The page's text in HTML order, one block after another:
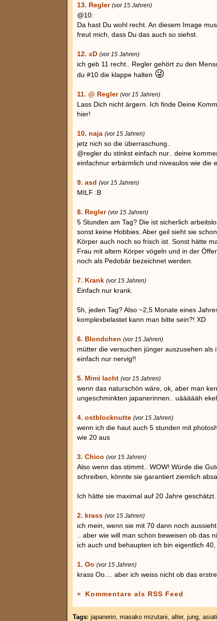
13. Regler (vor 15 Jahren)
@10:
Da hast Du wohl recht. An diesem Image
freut mich, dass Du das auch so siehst.
12. xD (vor 15 Jahren)
ich geb 11 recht.. Regler gehört zu den
du #10 die klappe halten 😜
11. @ Regler (vor 15 Jahren)
Lass Dich nicht ärgern. Ich finde Deine
hier!
10. naja (vor 15 Jahren)
jetz nich so die überraschung..
@regler du stinkst einfach nur.. deine
einfachnur erbärmlich und niveaulos wie die
9. asd (vor 15 Jahren)
MILF :B
8. Regler (vor 15 Jahren)
5 Stunden am Tag? Die ist sicherlich
sonst keine Hobbies. Aber geil sieht sie
Körper auch noch so frisch ist. Sonst hätte
Frau mit altem Körper vögeln und in der
noch als Pedobär bezeichnet werden.
7. Krank (vor 15 Jahren)
Einfach nur krank.
5h, jeden Tag? Also ~2,5 Monate eines
komplexbelastet kann man bitte sein?! XD
6. Blondchen (vor 15 Jahren)
mütter die versuchen jünger auszusehen als
einfach nur nervig!!
5. Mimi lacht (vor 15 Jahren)
wenn das naturschön wäre, ok, aber man
ungeschminkten japanerinnen.. uäääääh
4. ostblocknutte (vor 15 Jahren)
wenn ich die haut auch 5 stunden mit
wie 20 aus
3. Chico (vor 15 Jahren)
Also wenn das stimmt.. WOW! Würde die
schreiben, könnte sie garantiert ziemlich
Ich hätte sie maximal auf 20 Jahre
2. krass (vor 15 Jahren)
ich mein, wenn sie mit 70 dann noch
.. aber wie will man schon beweisen ob das
ich auch und behaupten ich bin eigentlich
1. Oo (vor 15 Jahren)
krass Oo.... aber ich weiss nicht ob das
» Kommentare als RSS Feed
Tags: japanerin, masako mizutani, alter, jung,